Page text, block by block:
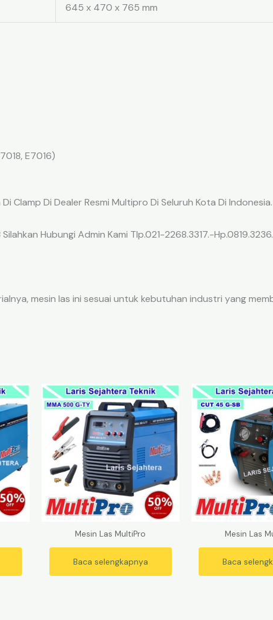
645 x 470 x 765 mm
E7016)
Clamp Di Dealer Resmi Multipro Di Seluruh Kota Di Indonesia.
Silahkan Hubungi Admin Kami Tlp.021-2268.3317.-
mesin las ini sesuai untuk kebutuhan industri yang
Mesin Las MultiPro
Baca selengkapnya
Mesin Las
Baca